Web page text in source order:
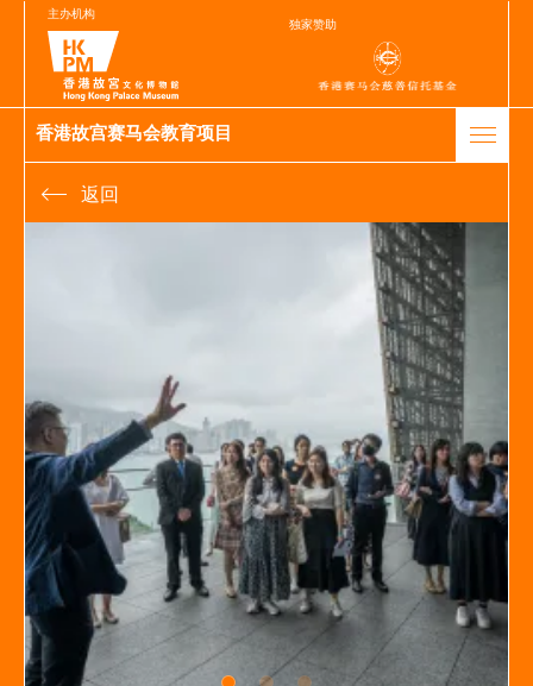
主办机构
独家赞助
香港故宫赛马会教育项目
返回